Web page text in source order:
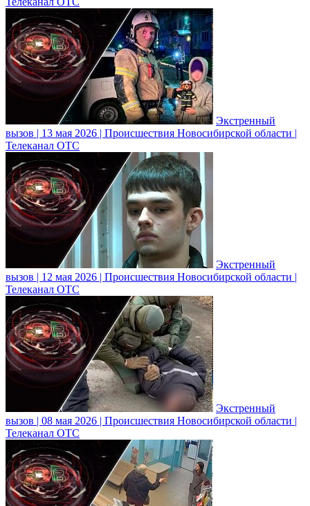
Экстренный
вызов | 13 мая 2026 | Происшествия Новосибирской области |
Телеканал ОТС
Экстренный
вызов | 12 мая 2026 | Происшествия Новосибирской области |
Телеканал ОТС
Экстренный
вызов | 08 мая 2026 | Происшествия Новосибирской области |
Телеканал ОТС